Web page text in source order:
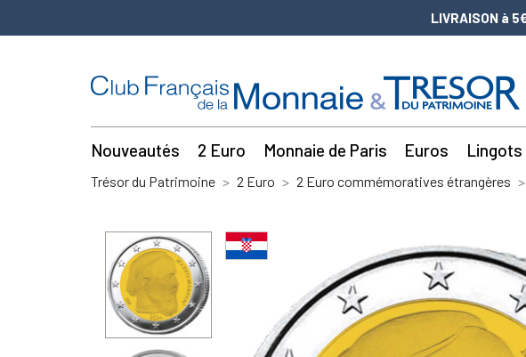
LIVRAISON à
Nouveautés 2 Euro Monnaie de Paris Euros Lingots
Trésor du Patrimoine 2 Euro 2 Euro commémoratives étrangères